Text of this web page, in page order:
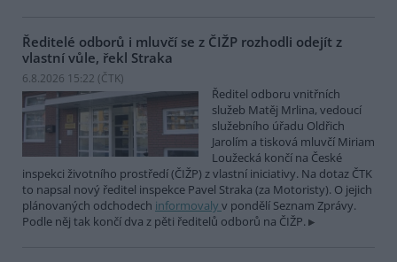
Ředitelé odborů i mluvčí se z ČIŽP rozhodli odejít z
vlastní vůle, řekl Straka
6.8.2026 15:22 (ČTK)
Ředitel odboru vnitřních
služeb Matěj Mrlina, vedoucí
služebního úřadu Oldřich
Jarolím a tisková mluvčí Miriam
Loužecká končí na České
inspekci životního prostředí (ČIŽP) z vlastní iniciativy. Na dotaz ČTK
to napsal nový ředitel inspekce Pavel Straka (za Motoristy). O jejich
plánovaných odchodech informovaly v pondělí Seznam Zprávy.
Podle něj tak končí dva z pěti ředitelů odborů na ČIŽP.